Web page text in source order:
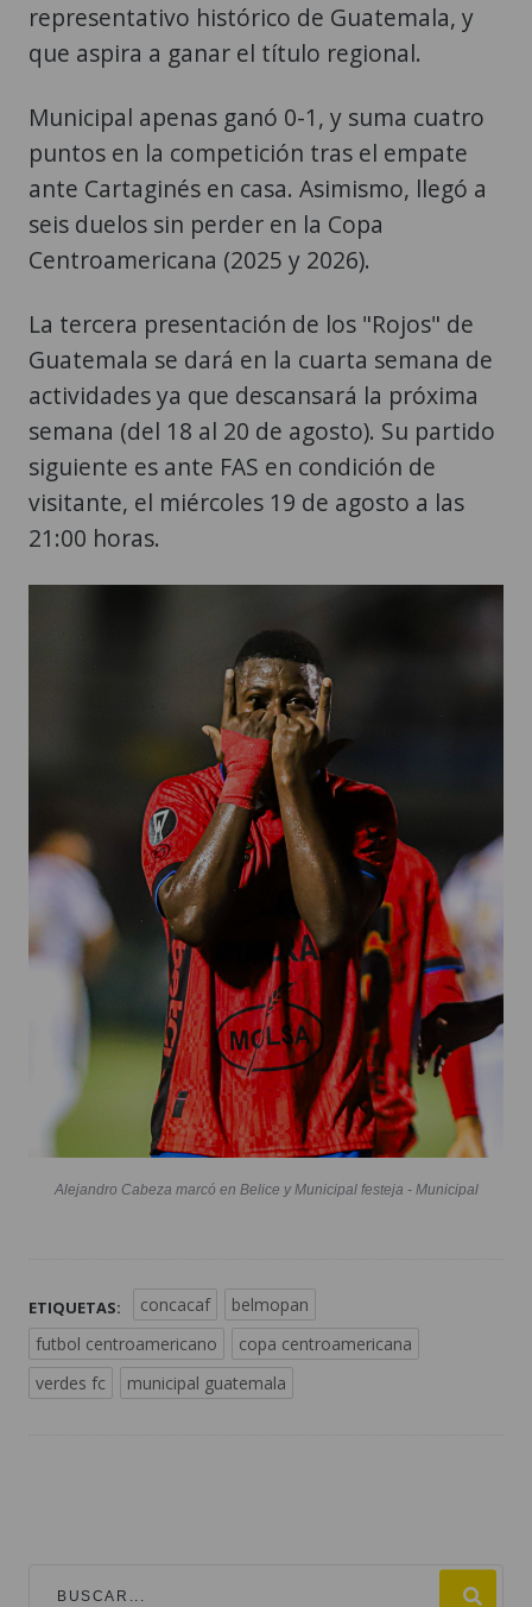
representativo histórico de Guatemala, y
que aspira a ganar el título regional.
Municipal apenas ganó 0-1, y suma cuatro
puntos en la competición tras el empate
ante Cartaginés en casa. Asimismo, llegó a
seis duelos sin perder en la Copa
Centroamericana (2025 y 2026).
La tercera presentación de los "Rojos" de
Guatemala se dará en la cuarta semana de
actividades ya que descansará la próxima
semana (del 18 al 20 de agosto). Su partido
siguiente es ante FAS en condición de
visitante, el miércoles 19 de agosto a las
21:00 horas.
Alejandro Cabeza marcó en Belice y Municipal festeja - Municipal
ETIQUETAS: concacaf
belmopan
futbol centroamericano
copa centroamericana
verdes fc
municipal guatemala